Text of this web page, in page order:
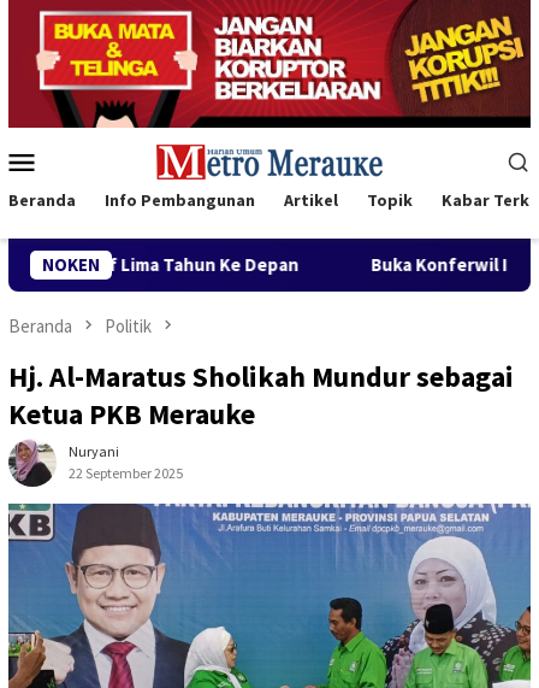
Loncat
konten
Mobile
Beranda Info Pembangunan Artikel Topik Kabar
NOKEN Buka Konferwil I PWNU Papua Selatan,
Beranda Politik
Hj. Al-Maratus Sholikah Mundur sebagai
Ketua PKB Merauke
Nuryani
22 September 2025